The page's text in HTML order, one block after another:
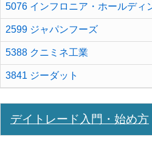
5076 インフロニア・ホールディ
2599 ジャパンフーズ
5388 クニミネ工業
3841 ジーダット
デイトレード入門・始め方